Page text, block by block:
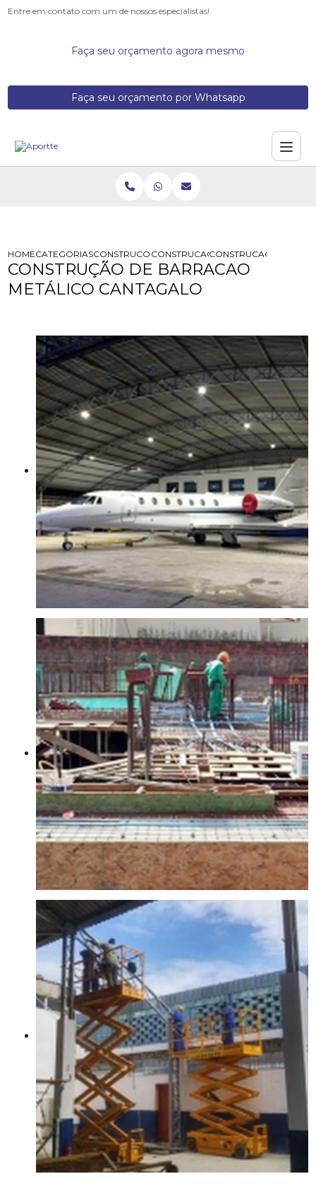
Entre em contato com um de nossos especialistas!
Faça seu orçamento agora mesmo
Faça seu orçamento por Whatsapp
HOMECATEGORIASCONSTRUCOES DE GALPOES METALICOS
CONSTRUCAO BARRACAO
CONSTRUCAO DE
CONSTRUÇÃO DE BARRACAO
METÁLICO CANTAGALO